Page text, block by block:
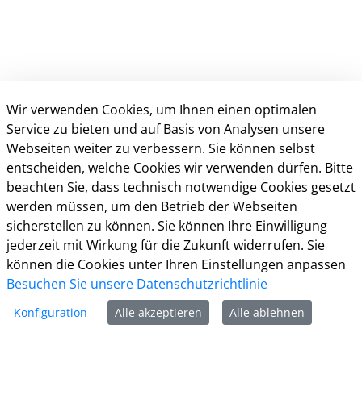
Kontakt
Weitere Informationen
Impressum
Datenschutz
Kontakt
Barrierefreiheit
Wir verwenden Cookies, um Ihnen einen optimalen
Service zu bieten und auf Basis von Analysen unsere
Webseiten weiter zu verbessern. Sie können selbst
entscheiden, welche Cookies wir verwenden dürfen. Bitte
beachten Sie, dass technisch notwendige Cookies gesetzt
werden müssen, um den Betrieb der Webseiten
sicherstellen zu können. Sie können Ihre Einwilligung
jederzeit mit Wirkung für die Zukunft widerrufen. Sie
können die Cookies unter Ihren Einstellungen anpassen
Besuchen Sie unsere Datenschutzrichtlinie
Konfiguration Alle akzeptieren Alle ablehnen